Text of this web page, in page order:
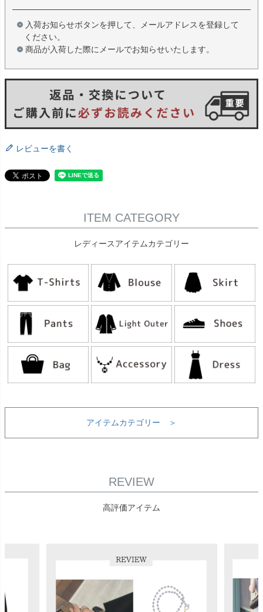
入荷お知らせボタンを押して、メールアドレスを登録して
ください。
商品が入荷した際にメールでお知らせいたします。
レビューを書く
ITEM CATEGORY
レディースアイテムカテゴリー
アイテムカテゴリー ＞
REVIEW
高評価アイテム